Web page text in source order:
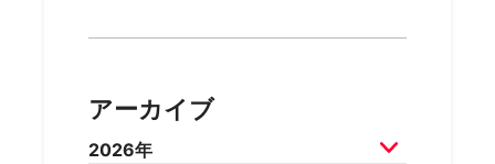
アーカイブ
2026年